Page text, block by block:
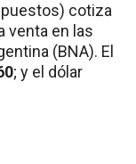
cotiza
venta en las
(BNA). El
; y el dólar